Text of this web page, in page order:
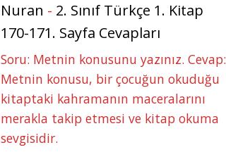
Nuran - 2. Sınıf Türkçe 1. Kitap
170-171. Sayfa Cevapları
Soru: Metnin konusunu yazınız. Cevap:
Metnin konusu, bir çocuğun okuduğu
kitaptaki kahramanın maceralarını
merakla takip etmesi ve kitap okuma
sevgisidir.